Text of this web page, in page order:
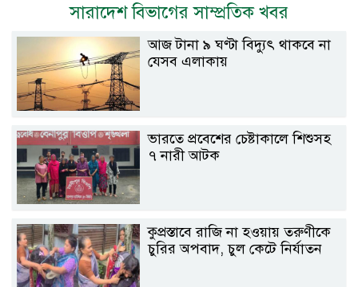
সারাদেশ বিভাগের সাম্প্রতিক খবর
আজ টানা ৯ ঘণ্টা বিদ্যুৎ থাকবে না
যেসব এলাকায়
ভারতে প্রবেশের চেষ্টাকালে শিশুসহ
৭ নারী আটক
কুপ্রস্তাবে রাজি না হওয়ায় তরুণীকে
চুরির অপবাদ, চুল কেটে নির্যাতন